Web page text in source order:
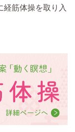
経筋体操を取り入